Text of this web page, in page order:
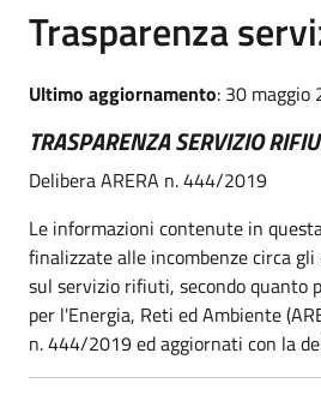
Trasparenza
Ultimo aggiornamento: 30 maggio
TRASPARENZA SERVIZIO
Delibera ARERA n. 444/2019
Le informazioni contenute in
finalizzate alle incombenze circa
sul servizio rifiuti, secondo quanto
per l'Energia, Reti ed Ambiente
n. 444/2019 ed aggiornati con la